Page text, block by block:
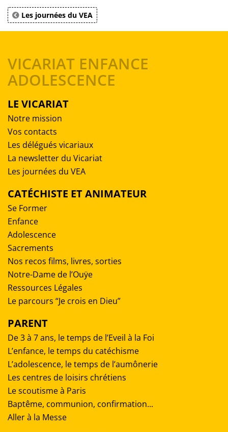
Les journées du VEA
VICARIAT ENFANCE
ADOLESCENCE
LE VICARIAT
Notre mission
Vos contacts
Les délégués vicariaux
La newsletter du Vicariat
Les journées du VEA
CATÉCHISTE ET ANIMATEUR
Se Former
Enfance
Adolescence
Sacrements
Nos recos films, livres, sorties
Notre-Dame de l’Ouÿe
Ressources Légales
Le parcours “Je crois en Dieu”
PARENT
De 3 à 7 ans, le temps de l’Eveil à la Foi
L’enfance, le temps du catéchisme
L’adolescence, le temps de l’aumônerie
Les centres de loisirs chrétiens
Le scoutisme à Paris
Baptême, communion, confirmation...
Aller à la Messe